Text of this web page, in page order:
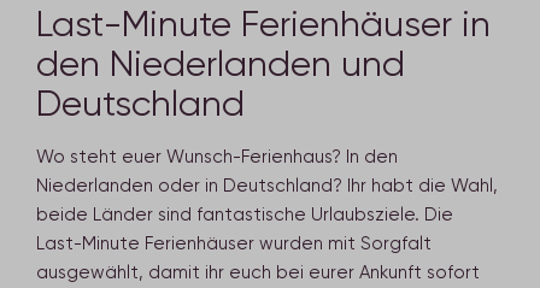
Last-Minute Ferienhäuser in
den Niederlanden und
Deutschland
Wo steht euer Wunsch-Ferienhaus? In den
Niederlanden oder in Deutschland? Ihr habt die Wahl,
beide Länder sind fantastische Urlaubsziele. Die
Last-Minute Ferienhäuser wurden mit Sorgfalt
ausgewählt, damit ihr euch bei eurer Ankunft sofort